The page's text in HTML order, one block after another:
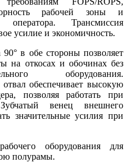
рабочей зоны и
Трансмиссия
усилие и экономичность.
в обе стороны позволяет
на откосах и обочинах без
оборудования.
обеспечивает высокую
позволяя работать при
венец внешнего
значительные усилия при
оборудования для
полурамы.